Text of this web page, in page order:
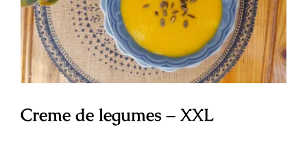
Blog
Contactos
Creme de legumes – XXL